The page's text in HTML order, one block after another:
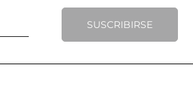
SUSCRIBIRSE